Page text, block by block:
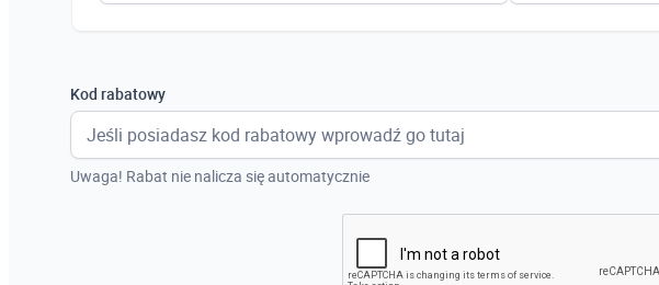
Kod rabatowy
Uwaga! Rabat nie nalicza się automatycznie
Szwecja